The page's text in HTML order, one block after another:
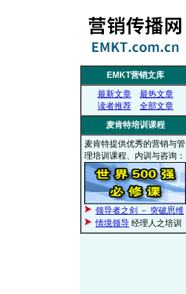
EMKT营销文库
最新文章
最热文章
读者推荐
全部文章
麦肯特培训课程
麦肯特提供优秀的营销与管
理培训课程、内训与咨询：
领导者之剑 － 突破思维
情境领导 经理人之培训